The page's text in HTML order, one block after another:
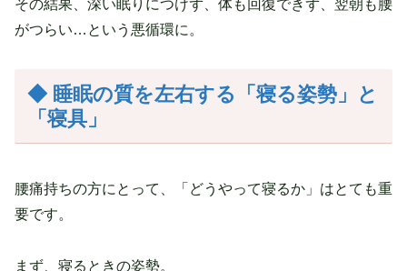
その結果、深い眠りにつけず、体も回復できず、翌朝も腰
がつらい…という悪循環に。
◆ 睡眠の質を左右する「寝る姿勢」と
「寝具」
腰痛持ちの方にとって、「どうやって寝るか」はとても重
要です。
まず、寝るときの姿勢。